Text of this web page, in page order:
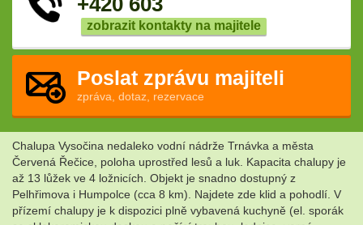
zobrazit kontakty na majitele
Poslat zprávu majiteli
zpráva, dotaz, rezervace
Chalupa Vysočina nedaleko vodní nádrže Trnávka a města
Červená Řečice, poloha uprostřed lesů a luk. Kapacita chalupy je
až 13 lůžek ve 4 ložnicích. Objekt je snadno dostupný z
Pelhřimova i Humpolce (cca 8 km). Najdete zde klid a pohodlí. V
přízemí chalupy je k dispozici plně vybavená kuchyně (el. sporák